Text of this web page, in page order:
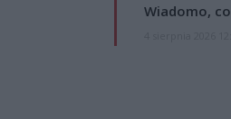
Wiadomo,